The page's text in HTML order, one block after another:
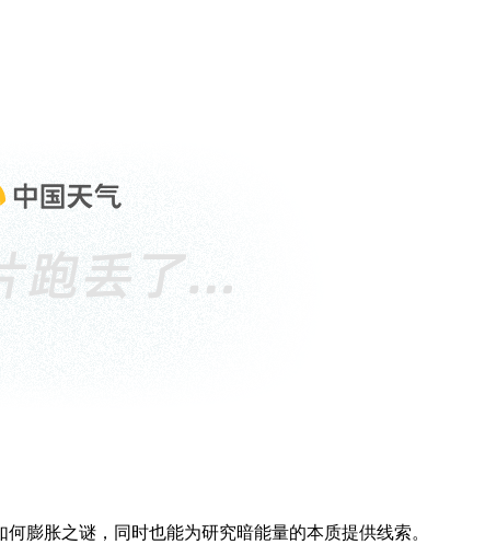
膨胀之谜，同时也能为研究暗能量的本质提供线索。